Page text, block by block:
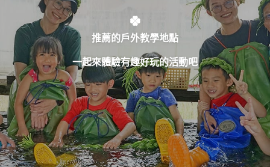
推薦的戶外教學地點
一起來體驗有趣好玩的活動吧